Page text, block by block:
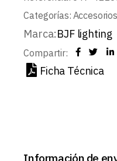
Categorías:
Marca:BJF lighting
Compartir:
Ficha Técnica
Información de